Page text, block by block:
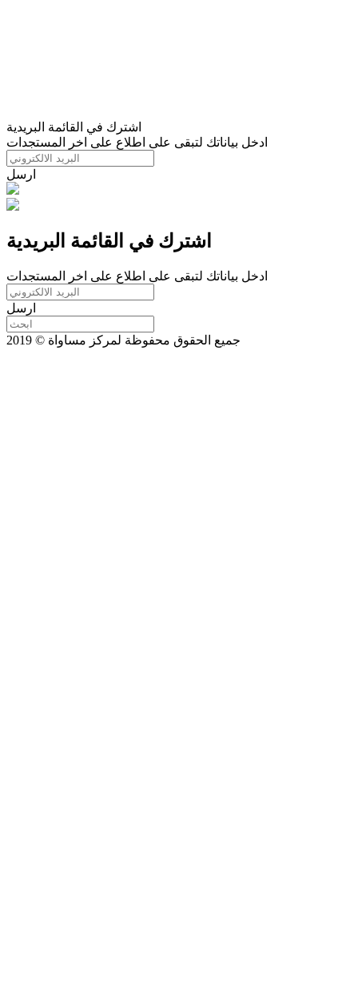
اشترك في القائمة البريدية
ادخل بياناتك لتبقى على اطلاع على اخر المستجدات
ارسل
اشترك في القائمة البريدية
ادخل بياناتك لتبقى على اطلاع على اخر المستجدات
ارسل
جميع الحقوق محفوظة لمركز مساواة © 2019